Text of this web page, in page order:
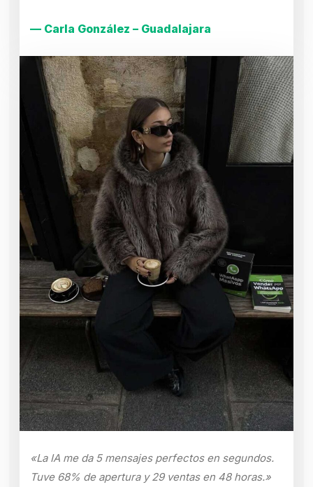
— Carla González – Guadalajara
«La IA me da 5 mensajes perfectos en segundos.
Tuve 68% de apertura y 29 ventas en 48 horas.»